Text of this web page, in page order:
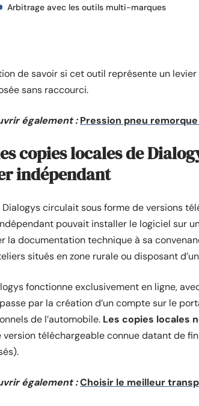
Arbitrage avec les outils multi-marques
de savoir si cet outil représente un
sans raccourci.
également : Pression pneu
copies locales de
indépendant
Dialogys circulait sous forme de versions
pouvait installer le logiciel sur
la documentation technique à sa
situés en zone rurale ou disposant
fonctionne exclusivement en ligne,
passe par la création d’un compte sur le
de l’automobile. Les copies locales
version téléchargeable connue datant de
également :Choisir le meilleur